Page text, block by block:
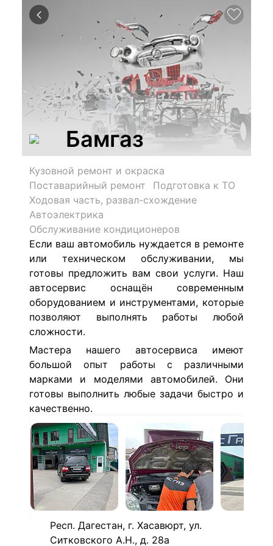
Бамгаз
Кузовной ремонт и окраска
Поставарийный ремонт
Подготовка к ТО
Ходовая часть, развал-схождение
Автоэлектрика
Обслуживание кондиционеров
Если ваш автомобиль нуждается в ремонте
или техническом обслуживании, мы
готовы предложить вам свои услуги. Наш
автосервис оснащён современным
оборудованием и инструментами, которые
позволяют выполнять работы любой
сложности.
Мастера нашего автосервиса имеют
большой опыт работы с различными
марками и моделями автомобилей. Они
готовы выполнить любые задачи быстро и
качественно.
Респ. Дагестан, г. Хасавюрт, ул.
Ситковского А.Н., д. 28а